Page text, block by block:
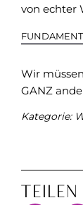
von echter
Wir
GANZ
Kategorie: